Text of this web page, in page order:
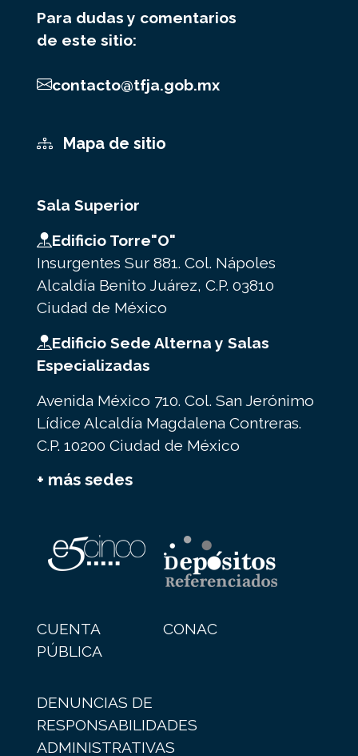
Para dudas y comentarios
de este sitio:
contacto@tfja.gob.mx
Mapa de sitio
Sala Superior
Edificio Torre"O"
Insurgentes Sur 881. Col. Nápoles
Alcaldía Benito Juárez, C.P. 03810
Ciudad de México
Edificio Sede Alterna y Salas
Especializadas
Avenida México 710. Col. San Jerónimo
Lídice Alcaldía Magdalena Contreras.
C.P. 10200 Ciudad de México
+ más sedes
CUENTA
PÚBLICA
CONAC
DENUNCIAS DE
RESPONSABILIDADES
ADMINISTRATIVAS